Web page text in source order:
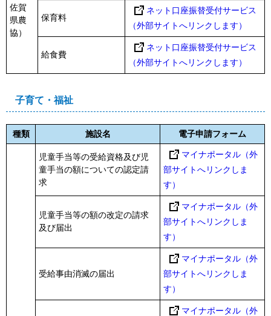
佐賀
県農
協）
保育料
ネット口座振替受付サービス
（外部サイトへリンクします）
給食費
ネット口座振替受付サービス
（外部サイトへリンクします）
子育て・福祉
種類 施設名 電子申請フォーム
児童手当等の受給資格及び児
童手当の額についての認定請
求
マイナポータル（外
部サイトへリンクしま
す）
児童手当等の額の改定の請求
及び届出
マイナポータル（外
部サイトへリンクしま
す）
受給事由消滅の届出
マイナポータル（外
部サイトへリンクしま
す）
マイナポータル（外